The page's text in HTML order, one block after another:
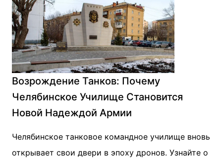
Возрождение Танков: Почему
Челябинское Училище Становится
Новой Надеждой Армии
Челябинское танковое командное училище вновь
открывает свои двери в эпоху дронов. Узнайте о